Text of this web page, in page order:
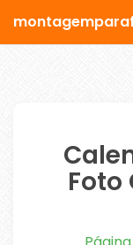
Foto